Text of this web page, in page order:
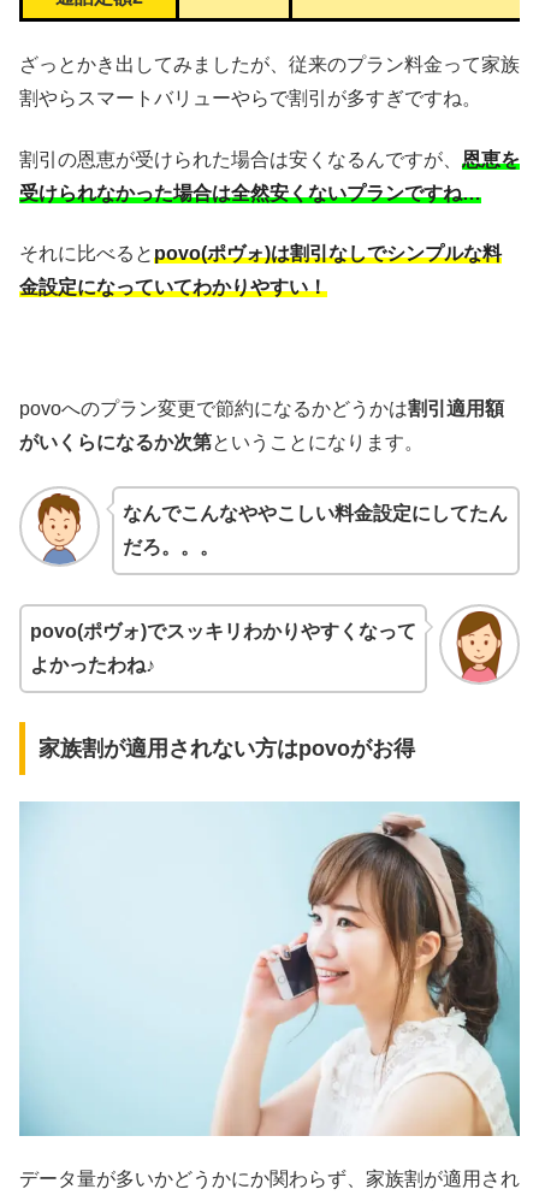
ざっとかき出してみましたが、従来のプラン料金って家族
割やらスマートバリューやらで割引が多すぎですね。
割引の恩恵が受けられた場合は安くなるんですが、 恩恵を
受けられなかった場合は全然安くないプランですね…
それに比べるとpovo(ポヴォ)は割引なしでシンプルな料
金設定になっていてわかりやすい！
povoへのプラン変更で節約になるかどうかは割引適用額
がいくらになるか次第ということになります。
なんでこんなややこしい料金設定にしてたん
だろ。。。
povo(ポヴォ)でスッキリわかりやすくなって
よかったわね♪
家族割が適用されない方はpovoがお得
データ量が多いかどうかにか関わらず、家族割が適用され